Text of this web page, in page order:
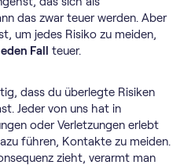
das zwar teuer werden. Aber
um jedes Risiko zu meiden,
Fall teuer.
dass du überlegte Risiken
Jeder von uns hat in
oder Verletzungen erlebt
führen, Kontakte zu meiden.
zieht, verarmt man